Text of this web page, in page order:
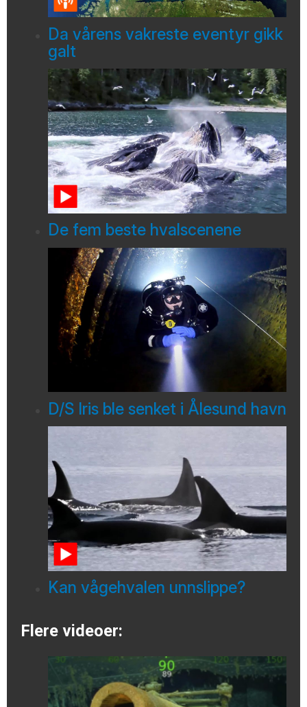
Da vårens vakreste eventyr gikk
galt
De fem beste hvalscenene
D/S Iris ble senket i Ålesund havn
Kan vågehvalen unnslippe?
Flere videoer: